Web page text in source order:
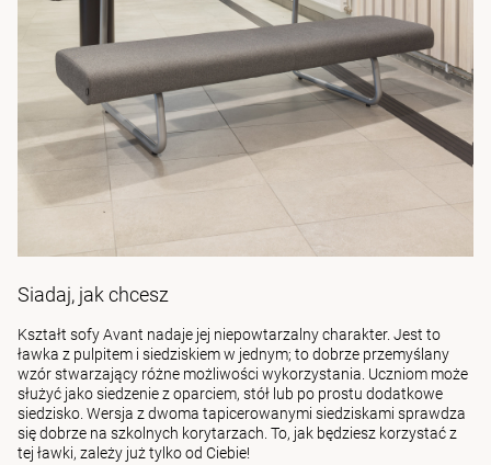
Siadaj, jak chcesz
Kształt sofy Avant nadaje jej niepowtarzalny charakter. Jest to
ławka z pulpitem i siedziskiem w jednym; to dobrze przemyślany
wzór stwarzający różne możliwości wykorzystania. Uczniom może
służyć jako siedzenie z oparciem, stół lub po prostu dodatkowe
siedzisko. Wersja z dwoma tapicerowanymi siedziskami sprawdza
się dobrze na szkolnych korytarzach. To, jak będziesz korzystać z
tej ławki, zależy już tylko od Ciebie!